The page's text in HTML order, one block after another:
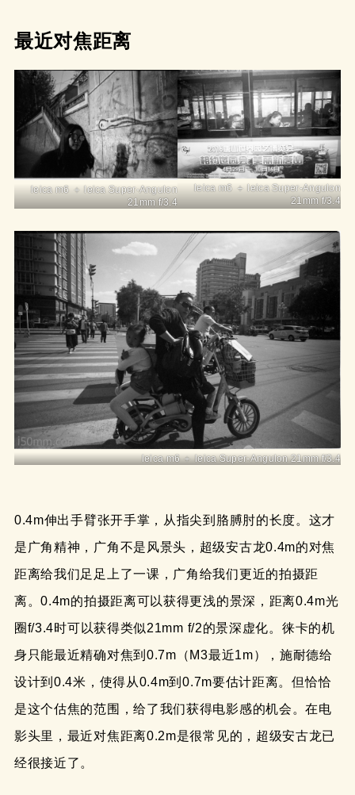
最近对焦距离
leica m6 ＋ leica Super-Angulon
21mm f/3.4
leica m6 ＋ leica Super-Angulon
21mm f/3.4
leica m6 ＋ leica Super-Angulon 21mm f/3.4
0.4m伸出手臂张开手掌，从指尖到胳膊肘的长度。这才
是广角精神，广角不是风景头，超级安古龙0.4m的对焦
距离给我们足足上了一课，广角给我们更近的拍摄距
离。0.4m的拍摄距离可以获得更浅的景深，距离0.4m光
圈f/3.4时可以获得类似21mm f/2的景深虚化。徕卡的机
身只能最近精确对焦到0.7m（M3最近1m），施耐德给
设计到0.4米，使得从0.4m到0.7m要估计距离。但恰恰
是这个估焦的范围，给了我们获得电影感的机会。在电
影头里，最近对焦距离0.2m是很常见的，超级安古龙已
经很接近了。